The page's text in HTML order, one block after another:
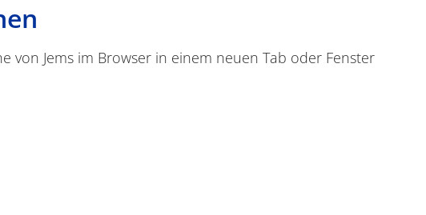
von Jems im Browser in einem neuen Tab oder Fenster